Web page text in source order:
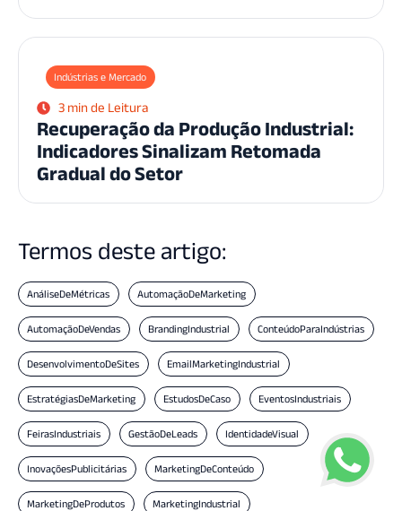
Indústrias e Mercado
3 min de Leitura
Recuperação da Produção Industrial:
Indicadores Sinalizam Retomada
Gradual do Setor
Termos deste artigo:
AnáliseDeMétricas AutomaçãoDeMarketing
AutomaçãoDeVendas BrandingIndustrial ConteúdoParaIndústrias
DesenvolvimentoDeSites EmailMarketingIndustrial
EstratégiasDeMarketing EstudosDeCaso EventosIndustriais
FeirasIndustriais GestãoDeLeads IdentidadeVisual
InovaçõesPublicitárias MarketingDeConteúdo
MarketingDeProdutos MarketingIndustrial